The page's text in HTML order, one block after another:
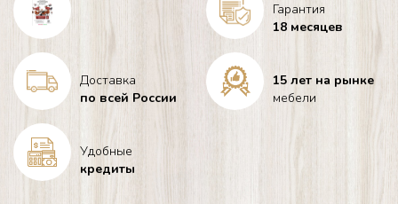
Гарантия
18 месяцев
Доставка
по всей России
15 лет на рынке
мебели
Удобные
кредиты